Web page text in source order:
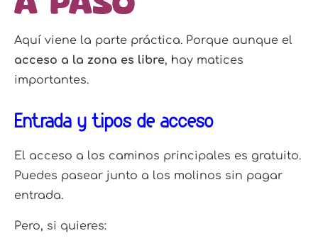
Aquí viene la parte práctica. Porque aunque el
acceso a la zona es libre, hay matices
importantes.
Entrada y tipos de acceso
El acceso a los caminos principales es gratuito.
Puedes pasear junto a los molinos sin pagar
entrada.
Pero, si quieres: